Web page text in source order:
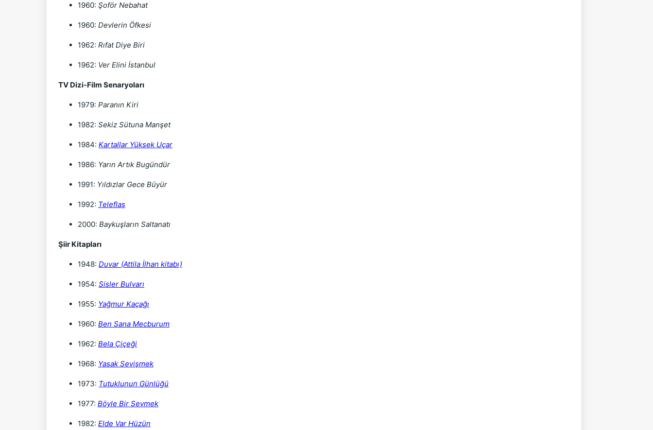
1960: Şoför Nebahat
1960: Devlerin Öfkesi
1962: Rıfat Diye Biri
1962: Ver Elini İstanbul
TV Dizi-Film Senaryoları
1979: Paranın Kiri
1982: Sekiz Sütuna Manşet
1984: Kartallar Yüksek Uçar
1986: Yarın Artık Bugündür
1991: Yıldızlar Gece Büyür
1992: Teleflaş
2000: Baykuşların Saltanatı
Şiir Kitapları
1948: Duvar (Attila İlhan kitabı)
1954: Sisler Bulvarı
1955: Yağmur Kaçağı
1960: Ben Sana Mecburum
1962: Bela Çiçeği
1968: Yasak Sevişmek
1973: Tutuklunun Günlüğü
1977: Böyle Bir Sevmek
1982: Elde Var Hüzün